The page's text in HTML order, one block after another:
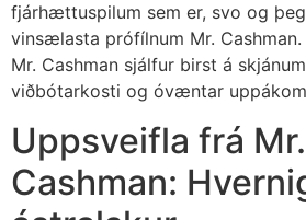
fjárhættuspilum sem er, svo og
vinsælasta prófílnum Mr.
Mr. Cashman sjálfur birst á
viðbótarkosti og óvæntar
Uppsveifla frá Mr.
Cashman: